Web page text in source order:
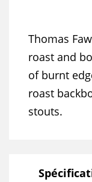
Thomas
roast and
of burnt
roast
stouts.